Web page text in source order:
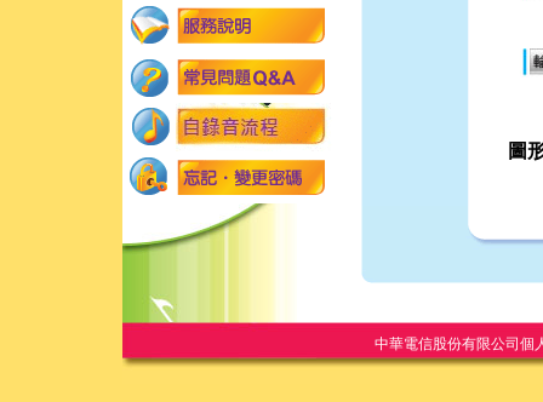
圖
中華電信股份有限公司個